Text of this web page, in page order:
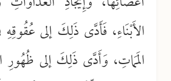
الأَبْنَاءِ، فَأَدَّى ذَلِكَ إلى عُقُوقِهِ
المَمَاتِ، وَأَدَّى ذَلِكَ إلى ظُهُورِ